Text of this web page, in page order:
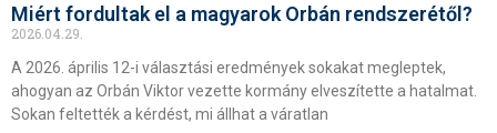
Miért fordultak el a magyarok Orbán rendszerétől?
2026.04.29.
A 2026. április 12-i választási eredmények sokakat megleptek,
ahogyan az Orbán Viktor vezette kormány elveszítette a hatalmat.
Sokan feltették a kérdést, mi állhat a váratlan